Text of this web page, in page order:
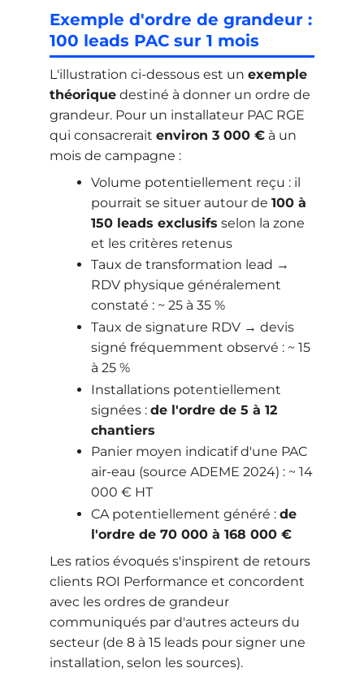
Exemple d'ordre de grandeur :
100 leads PAC sur 1 mois
L'illustration ci-dessous est unexemple
théorique destiné à donner un ordre de
grandeur. Pour un installateur PAC RGE
qui consacreraitenviron 3 000 € à un
mois de campagne :
Volume potentiellement reçu : il
pourrait se situer autour de100 à
150 leads exclusifs selon la zone
et les critères retenus
Taux de transformation lead →
RDV physique généralement
constaté : ~ 25 à 35 %
Taux de signature RDV → devis
signé fréquemment observé : ~ 15
à 25 %
Installations potentiellement
signées :de l'ordre de 5 à 12
chantiers
Panier moyen indicatif d'une PAC
air-eau (source ADEME 2024) : ~ 14
000 € HT
CA potentiellement généré :de
l'ordre de 70 000 à 168 000 €
Les ratios évoqués s'inspirent de retours
clients ROI Performance et concordent
avec les ordres de grandeur
communiqués par d'autres acteurs du
secteur (de 8 à 15 leads pour signer une
installation, selon les sources).